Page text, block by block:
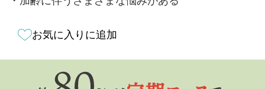
お気に入りに追加